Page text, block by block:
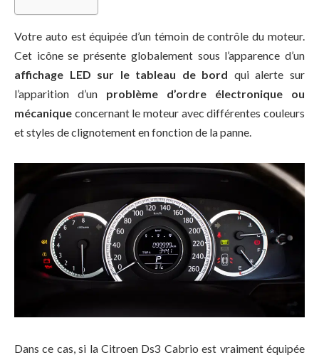
Votre auto est équipée d’un témoin de contrôle du moteur.
Cet icône se présente globalement sous l’apparence d’un
affichage LED sur le tableau de bord qui alerte sur
l’apparition d’un problème d’ordre électronique ou
mécanique concernant le moteur avec différentes couleurs
et styles de clignotement en fonction de la panne.
Dans ce cas, si la Citroen Ds3 Cabrio est vraiment équipée